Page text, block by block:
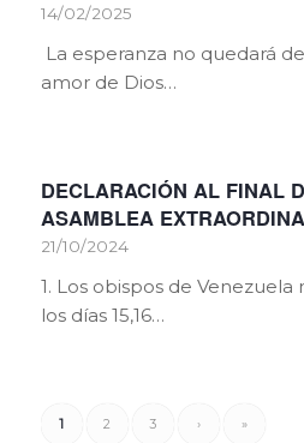
14/02/2025
La esperanza no quedará
amor de Dios…
DECLARACIÓN AL FINAL
ASAMBLEA
21/10/2024
1. Los obispos de
los días 15,16…
1 2 3 › »